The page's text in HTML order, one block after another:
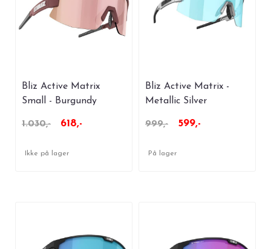
Bliz Active Matrix
Small - Burgundy
1.030,- 618,-
Ikke på lager
Bliz Active Matrix -
Metallic Silver
999,- 599,-
På lager